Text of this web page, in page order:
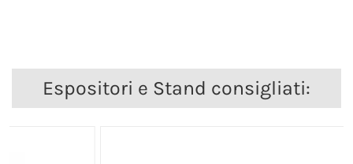
Espositori e Stand consigliati: